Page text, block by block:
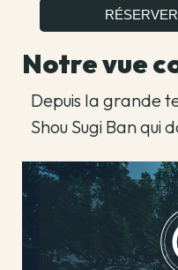
Notre vue
Depuis la grande
Shou Sugi Ban qui